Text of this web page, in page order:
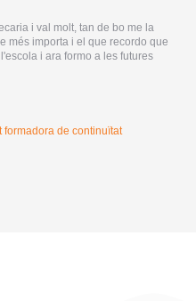
i val molt, tan de bo me la
més importa i el que recordo que
i ara formo a les futures
formadora de continuïtat